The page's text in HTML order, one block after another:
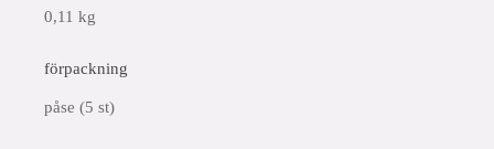
0,11 kg
förpackning
påse (5 st)